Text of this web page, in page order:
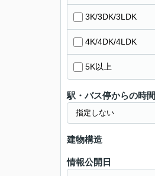
3K/3DK/3LDK
4K/4DK/4LDK
5K以上
駅・バス停からの時間
建物構造
情報公開日